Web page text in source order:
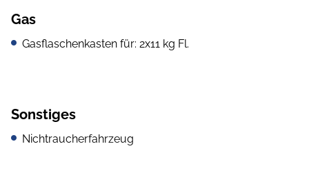
Gas
Gasflaschenkasten für: 2x11 kg Fl.
Sonstiges
Nichtraucherfahrzeug